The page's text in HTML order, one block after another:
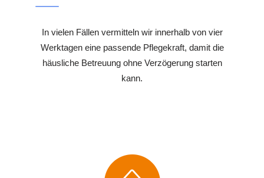
In vielen Fällen vermitteln wir innerhalb von vier
Werktagen eine passende Pflegekraft, damit die
häusliche Betreuung ohne Verzögerung starten
kann.